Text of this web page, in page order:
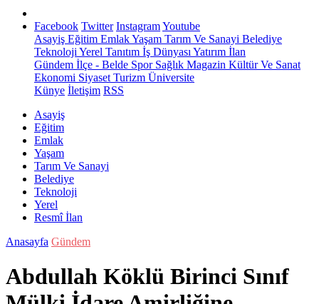
Facebook Twitter InstagramYoutube
Asayiş Eğitim EmlakYaşam Tarım Ve Sanayi Belediye
Teknoloji Yerel Tanıtım İş Dünyası Yatırım İlan
Gündem İlçe - Belde SporSağlık Magazin Kültür Ve Sanat
Ekonomi Siyaset Turizm Üniversite
Künye İletişim RSS
Asayiş
Eğitim
Emlak
Yaşam
Tarım Ve Sanayi
Belediye
Teknoloji
Yerel
Resmî İlan
Anasayfa Gündem
Abdullah Köklü Birinci Sınıf